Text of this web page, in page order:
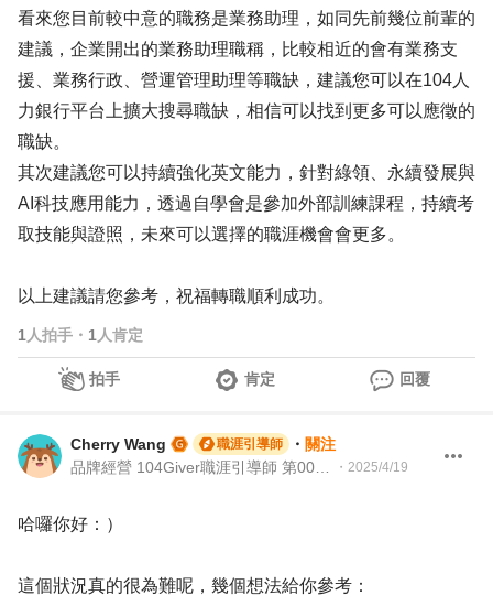
看來您目前較中意的職務是業務助理，如同先前幾位前輩的
建議，企業開出的業務助理職稱，比較相近的會有業務支
援、業務行政、營運管理助理等職缺，建議您可以在104人
力銀行平台上擴大搜尋職缺，相信可以找到更多可以應徵的
職缺。
其次建議您可以持續強化英文能力，針對綠領、永續發展與
AI科技應用能力，透過自學會是參加外部訓練課程，持續考
取技能與證照，未來可以選擇的職涯機會會更多。
以上建議請您參考，祝福轉職順利成功。
1 人拍手 ・ 1 人肯定
拍手 肯定 回覆
Cherry Wang 職涯引導師 ・ 關注
・ 2025/4/19
哈囉你好：）
這個狀況真的很為難呢，幾個想法給你參考：